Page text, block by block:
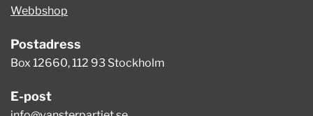
Webbshop
Postadress
Box 12660, 112 93 Stockholm
E-post